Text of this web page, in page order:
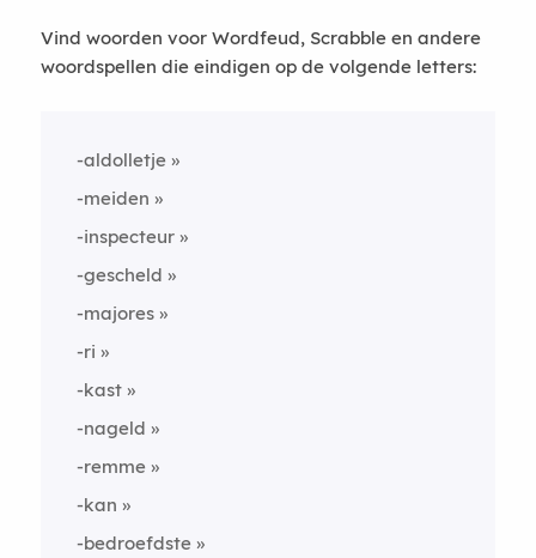
Vind woorden voor Wordfeud, Scrabble en andere
woordspellen die eindigen op de volgende letters:
-aldolletje
-meiden
-inspecteur
-gescheld
-majores
-ri
-kast
-nageld
-remme
-kan
-bedroefdste